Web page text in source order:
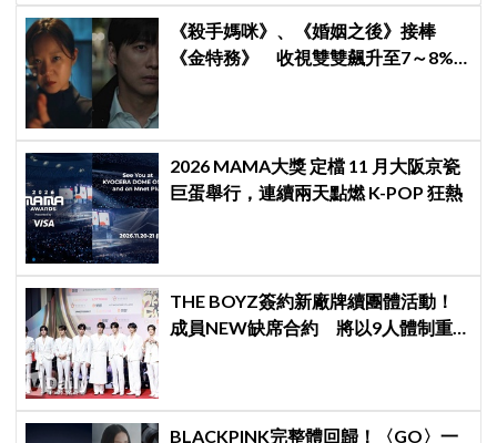
《殺手媽咪》、《婚姻之後》接棒
《金特務》 收視雙雙飆升至7～8%
2026 MAMA大獎 定檔 11 月大阪京瓷
巨蛋舉行，連續兩天點燃 K-POP 狂熱
THE BOYZ簽約新廠牌續團體活動！
成員NEW缺席合約 將以9人體制重
BLACKPINK完整體回歸！〈GO〉一